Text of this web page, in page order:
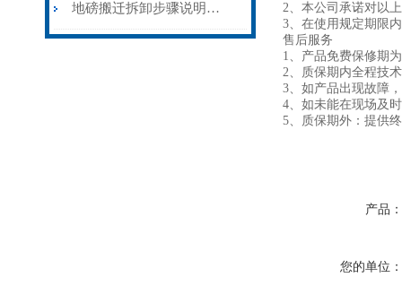
地磅搬迁拆卸步骤说明及注意事项
2、本公司承诺对以
3、在使用规定期限
售后服务
1、产品免费保修期
2、质保期内全程
3、如产品出现故障
4、如未能在现场及
5、质保期外：提供
产品：
您的单位：